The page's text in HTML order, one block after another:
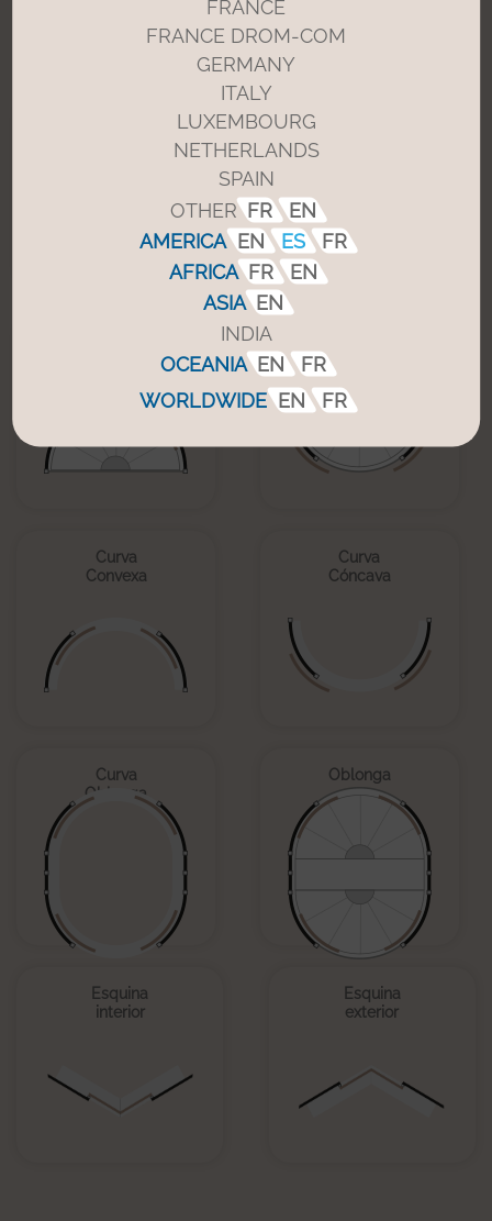
Todas ellas cuentan con un mecanismo de
accionamiento robusto y de gran capacidad,
adecuado para las exigencias arquitectónicas de
Cóncava
Curva
Convexa
Curva
Cóncava
Curva
Oblonga
Oblonga
–
Esquina
interior
Esquina
exterior
FRANCE
FRANCE DROM-COM
GERMANY
ITALY
LUXEMBOURG
NETHERLANDS
SPAIN
OTHER FR
EN
AMERICA EN ES
FR
AFRICA FR
EN
ASIA EN
INDIA
OCEANIA EN
FR
WORLDWIDE EN FR